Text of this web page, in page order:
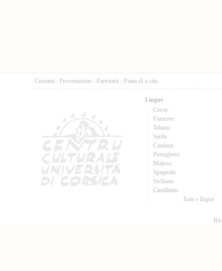
Cuntattu - Presentazione - Partenarii - Pianu di u situ
Lingue
Corsu
Francese
Talianu
Sardu
Catalanu
Purtughese
Maltese
Spagnolu
Sicilianu
Castillianu
Tutte e lingue